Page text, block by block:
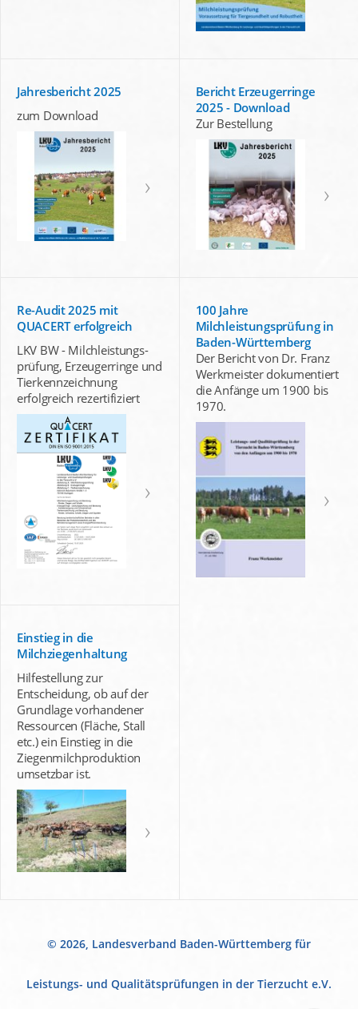
Jahresbericht 2025
zum Download
Bericht Erzeugerringe
2025 - Download
Zur Bestellung
Re-Audit 2025 mit
QUACERT erfolgreich
LKV BW - Milchleistungs-
prüfung, Erzeugerringe und
Tierkennzeichnung
erfolgreich rezertifiziert
100 Jahre
Milchleistungsprüfung in
Baden-Württemberg
Der Bericht von Dr. Franz
Werkmeister dokumentiert
die Anfänge um 1900 bis
1970.
Einstieg in die
Milchziegenhaltung
Hilfestellung zur
Entscheidung, ob auf der
Grundlage vorhandener
Ressourcen (Fläche, Stall
etc.) ein Einstieg in die
Ziegenmilchproduktion
umsetzbar ist.
© 2026, Landesverband Baden-Württemberg für
Leistungs- und Qualitätsprüfungen in der Tierzucht e.V.